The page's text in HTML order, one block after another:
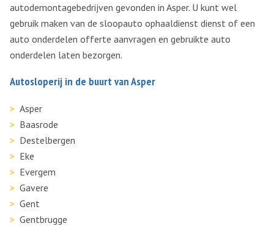
autodemontagebedrijven gevonden in Asper. U kunt wel
gebruik maken van de sloopauto ophaaldienst dienst of een
auto onderdelen offerte aanvragen en gebruikte auto
onderdelen laten bezorgen.
Autosloperij in de buurt van Asper
Asper
Baasrode
Destelbergen
Eke
Evergem
Gavere
Gent
Gentbrugge